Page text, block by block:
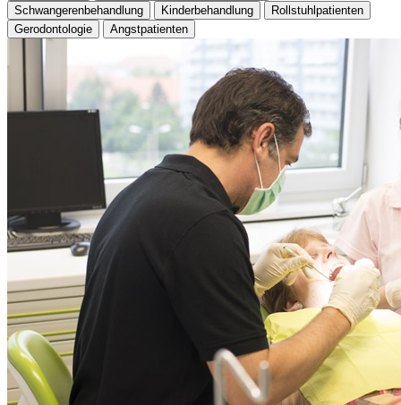
Schwangerenbehandlung
Kinderbehandlung
Rollstuhlpatienten
Gerodontologie
Angstpatienten